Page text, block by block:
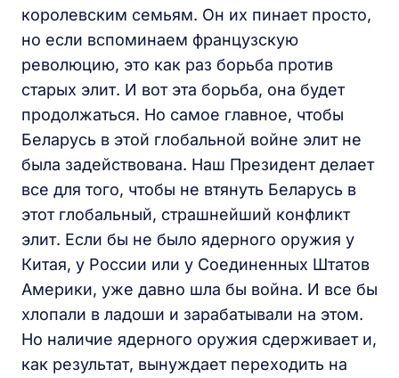
королевским семьям. Он их пинает просто,
но если вспоминаем французскую
революцию, это как раз борьба против
старых элит. И вот эта борьба, она будет
продолжаться. Но самое главное, чтобы
Беларусь в этой глобальной войне элит не
была задействована. Наш Президент делает
все для того, чтобы не втянуть Беларусь в
этот глобальный, страшнейший конфликт
элит. Если бы не было ядерного оружия у
Китая, у России или у Соединенных Штатов
Америки, уже давно шла бы война. И все бы
хлопали в ладоши и зарабатывали на этом.
Но наличие ядерного оружия сдерживает и,
как результат, вынуждает переходить на